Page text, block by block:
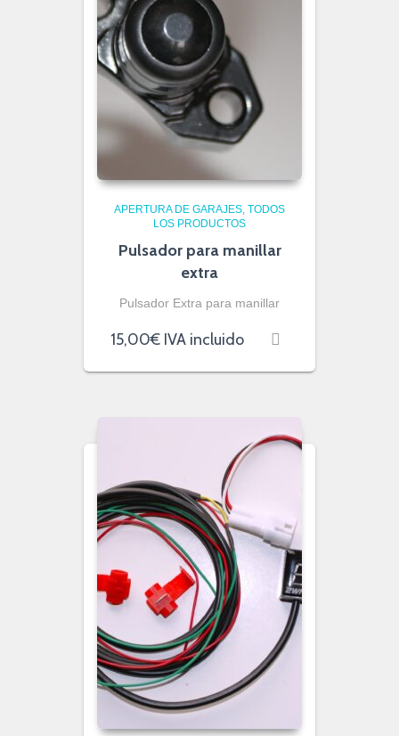
APERTURA DE GARAJES TODOS
LOS PRODUCTOS
Pulsador para manillar
extra
Pulsador Extra para manillar
15,00€ IVA incluido